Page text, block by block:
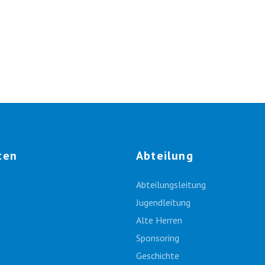
Abteilung
Abteilungsleitung
Jugendleitung
Alte Herren
Sponsoring
Geschichte